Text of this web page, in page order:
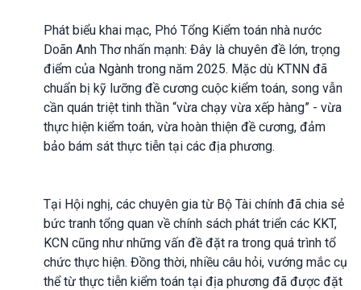
Phát biểu khai mạc, Phó Tổng Kiểm toán nhà nước
Doãn Anh Thơ nhấn mạnh: Đây là chuyên đề lớn, trọng
điểm của Ngành trong năm 2025. Mặc dù KTNN đã
chuẩn bị kỹ lưỡng đề cương cuộc kiểm toán, song vẫn
cần quán triệt tinh thần “vừa chạy vừa xếp hàng” - vừa
thực hiện kiểm toán, vừa hoàn thiện đề cương, đảm
bảo bám sát thực tiễn tại các địa phương.
Tại Hội nghị, các chuyên gia từ Bộ Tài chính đã chia sẻ
bức tranh tổng quan về chính sách phát triển các KKT,
KCN cũng như những vấn đề đặt ra trong quá trình tổ
chức thực hiện. Đồng thời, nhiều câu hỏi, vướng mắc cụ
thể từ thực tiễn kiểm toán tại địa phương đã được đặt